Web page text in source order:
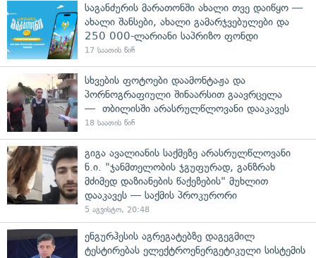
საგანძურის მარათონში ახალი თვე დაიწყო —
ახალი შანსები, ახალი გამარჯვებულები და
250 000-ლარიანი საპრიზო ფონდი
17 საათის წინ
სხვების ფოტოები დაამონტაჟა და
პორნოგრაფიული შინაარსით გაავრცელა
— თბილისში არასრულწლოვანი დააკავეს
18 საათის წინ
გიგა ავალიანის საქმეზე არასრულწლოვანი
ნ.ი. "ჯანმთელობის ჯგუფურად, განზრახ
მძიმედ დაზიანების წაქეზების" მუხლით
დააკავეს — საქმის პროკურორი
5 აგვისტო, 20:48
ენგურჰესის აგრეგატებზე დაგეგმილ
ტესტირებას ელექტროენერგეტიკული სისტემის